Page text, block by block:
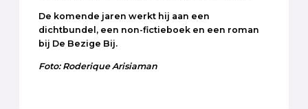
De komende jaren werkt hij aan een
dichtbundel, een non-fictieboek en een roman
bij De Bezige Bij.
Foto: Roderique Arisiaman